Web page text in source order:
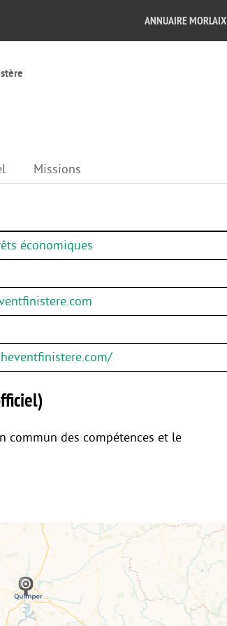
ANNUAIRE MORLAIX
Missions
économiques
commun des compétences et le